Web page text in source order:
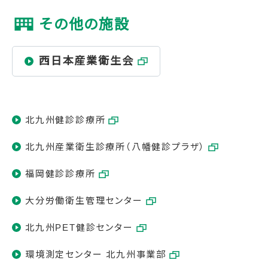
その他の施設
西日本産業衛生会
北九州健診診療所
北九州産業衛生診療所（八幡健診プラザ）
福岡健診診療所
大分労働衛生管理センター
北九州PET健診センター
環境測定センター 北九州事業部